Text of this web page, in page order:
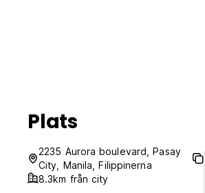
Plats
2235 Aurora boulevard, Pasay
City, Manila, Filippinerna
8.3km från city